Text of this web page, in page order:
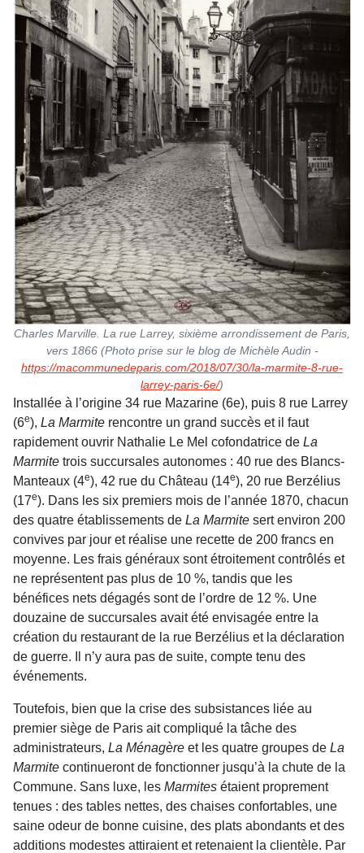
Charles Marville. La rue Larrey, sixième arrondissement de Paris,
vers 1866 (Photo prise sur le blog de Michèle Audin -
https://macommunedeparis.com/2018/07/30/la-marmite-8-rue-
larrey-paris-6e/)
Installée à l’origine 34 rue Mazarine (6e), puis 8 rue Larrey
(6e), La Marmite rencontre un grand succès et il faut
rapidement ouvrir Nathalie Le Mel cofondatrice de La
Marmite trois succursales autonomes : 40 rue des Blancs-
Manteaux (4e), 42 rue du Château (14e), 20 rue Berzélius
(17e). Dans les six premiers mois de l’année 1870, chacun
des quatre établissements de La Marmite sert environ 200
convives par jour et réalise une recette de 200 francs en
moyenne. Les frais généraux sont étroitement contrôlés et
ne représentent pas plus de 10 %, tandis que les
bénéfices nets dégagés sont de l’ordre de 12 %. Une
douzaine de succursales avait été envisagée entre la
création du restaurant de la rue Berzélius et la déclaration
de guerre. Il n’y aura pas de suite, compte tenu des
événements.
Toutefois, bien que la crise des subsistances liée au
premier siège de Paris ait compliqué la tâche des
administrateurs, La Ménagère et les quatre groupes de La
Marmite continueront de fonctionner jusqu’à la chute de la
Commune. Sans luxe, les Marmites étaient proprement
tenues : des tables nettes, des chaises confortables, une
saine odeur de bonne cuisine, des plats abondants et des
additions modestes attiraient et retenaient la clientèle. Par